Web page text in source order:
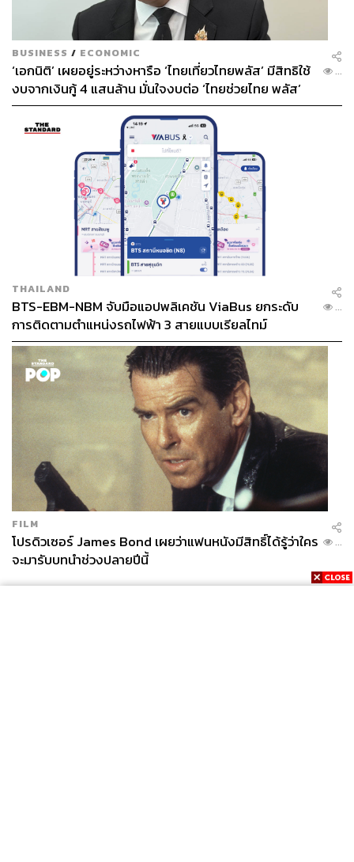
BUSINESS / ECONOMIC
‘เอกนิติ’ เผยอยู่ระหว่างหารือ ‘ไทยเที่ยวไทยพลัส’ มีสิทธิใช้
งบจากเงินกู้ 4 แสนล้าน มั่นใจงบต่อ ‘ไทยช่วยไทย พลัส’
เฟส 2 มีเพียงพอ
...
THAILAND
BTS-EBM-NBM จับมือแอปพลิเคชัน ViaBus ยกระดับ
การติดตามตำแหน่งรถไฟฟ้า 3 สายแบบเรียลไทม์
...
FILM
โปรดิวเซอร์ James Bond เผยว่าแฟนหนังมีสิทธิ์ได้รู้ว่าใคร
จะมารับบทนำช่วงปลายปีนี้
...